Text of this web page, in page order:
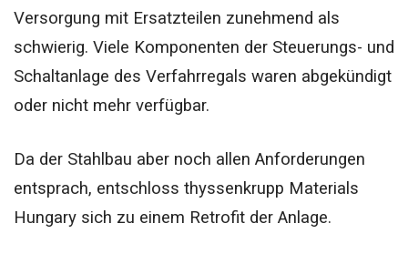
Versorgung mit Ersatzteilen zunehmend als
schwierig. Viele Komponenten der Steuerungs- und
Schaltanlage des Verfahrregals waren abgekündigt
oder nicht mehr verfügbar.
Da der Stahlbau aber noch allen Anforderungen
entsprach, entschloss thyssenkrupp Materials
Hungary sich zu einem Retrofit der Anlage.